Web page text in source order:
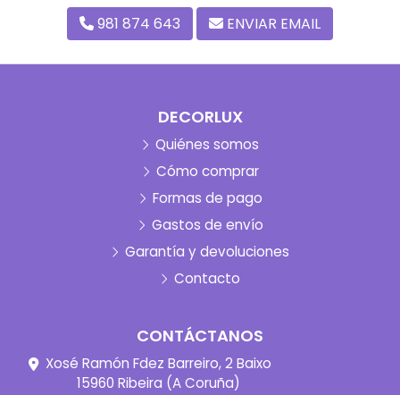
981 874 643 ENVIAR EMAIL
DECORLUX
Quiénes somos
Cómo comprar
Formas de pago
Gastos de envío
Garantía y devoluciones
Contacto
CONTÁCTANOS
Xosé Ramón Fdez Barreiro, 2 Baixo
15960 Ribeira (A Coruña)